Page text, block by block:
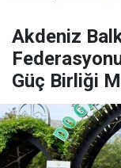
Akdeniz
Güç Birliği